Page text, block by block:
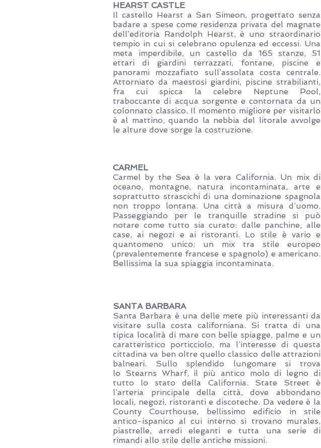
HEARST CASTLE
Il castello Hearst a San Simeon, progettato senza
badare a spese come residenza privata del magnate
dell’editoria Randolph Hearst, è uno straordinario
tempio in cui si celebrano opulenza ed eccessi. Una
meta imperdibile, un castello da 165 stanze, 51
ettari di giardini terrazzati, fontane, piscine e
panorami mozzafiato sull’assolata costa centrale.
Attorniato da maestosi giardini, piscine strabilianti,
fra cui spicca la celebre Neptune Pool,
traboccante di acqua sorgente e contornata da un
colonnato classico. Il momento migliore per visitarlo
è al mattino, quando la nebbia del litorale avvolge
le alture dove sorge la costruzione.
CARMEL
Carmel by the Sea è la vera California. Un mix di
oceano, montagne, natura incontaminata, arte e
soprattutto strascichi di una dominazione spagnola
non troppo lontana. Una città a misura d’uomo.
Passeggiando per le tranquille stradine si può
notare come tutto sia curato: dalle panchine, alle
case, ai negozi e ai ristoranti. Lo stile è vario e
quantomeno unico: un mix tra stile europeo
(prevalentemente francese e spagnolo) e americano.
Bellissima la sua spiaggia incontaminata.
SANTA BARBARA
Santa Barbara è una delle mete più interessanti da
visitare sulla costa californiana. Si tratta di una
tipica località di mare con belle spiagge, palme e un
caratteristico porticciolo, ma l’interesse di questa
cittadina va ben oltre quello classico delle attrazioni
balneari. Sullo splendido lungomare si trova
lo Stearns Wharf, il più antico molo di legno di
tutto lo stato della California. State Street è
l’arteria principale della città, dove abbondano
locali, negozi, ristoranti e discoteche. Da vedere è la
County Courthouse, bellissimo edificio in stile
antico-ispanico al cui interno si trovano murales,
piastrelle, arredi eleganti e tutta una serie di
rimandi allo stile delle antiche missioni.